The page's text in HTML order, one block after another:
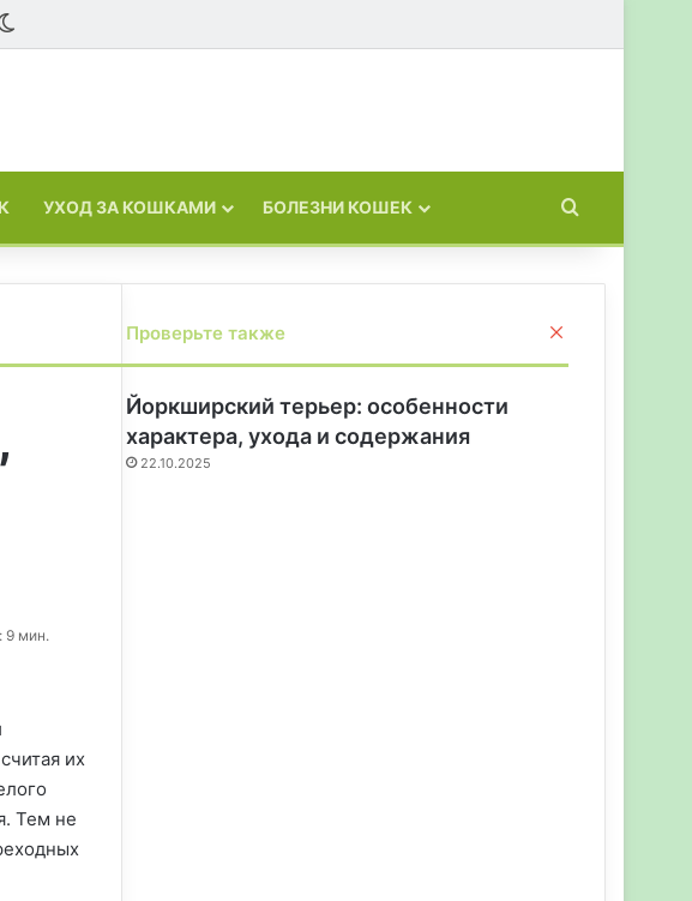
УХОД ЗА КОШКАМИ БОЛЕЗНИ КОШЕК
9 мин.
их
Тем не
Проверьте также
Йоркширский терьер: особенности
характера, ухода и содержания
22.10.2025